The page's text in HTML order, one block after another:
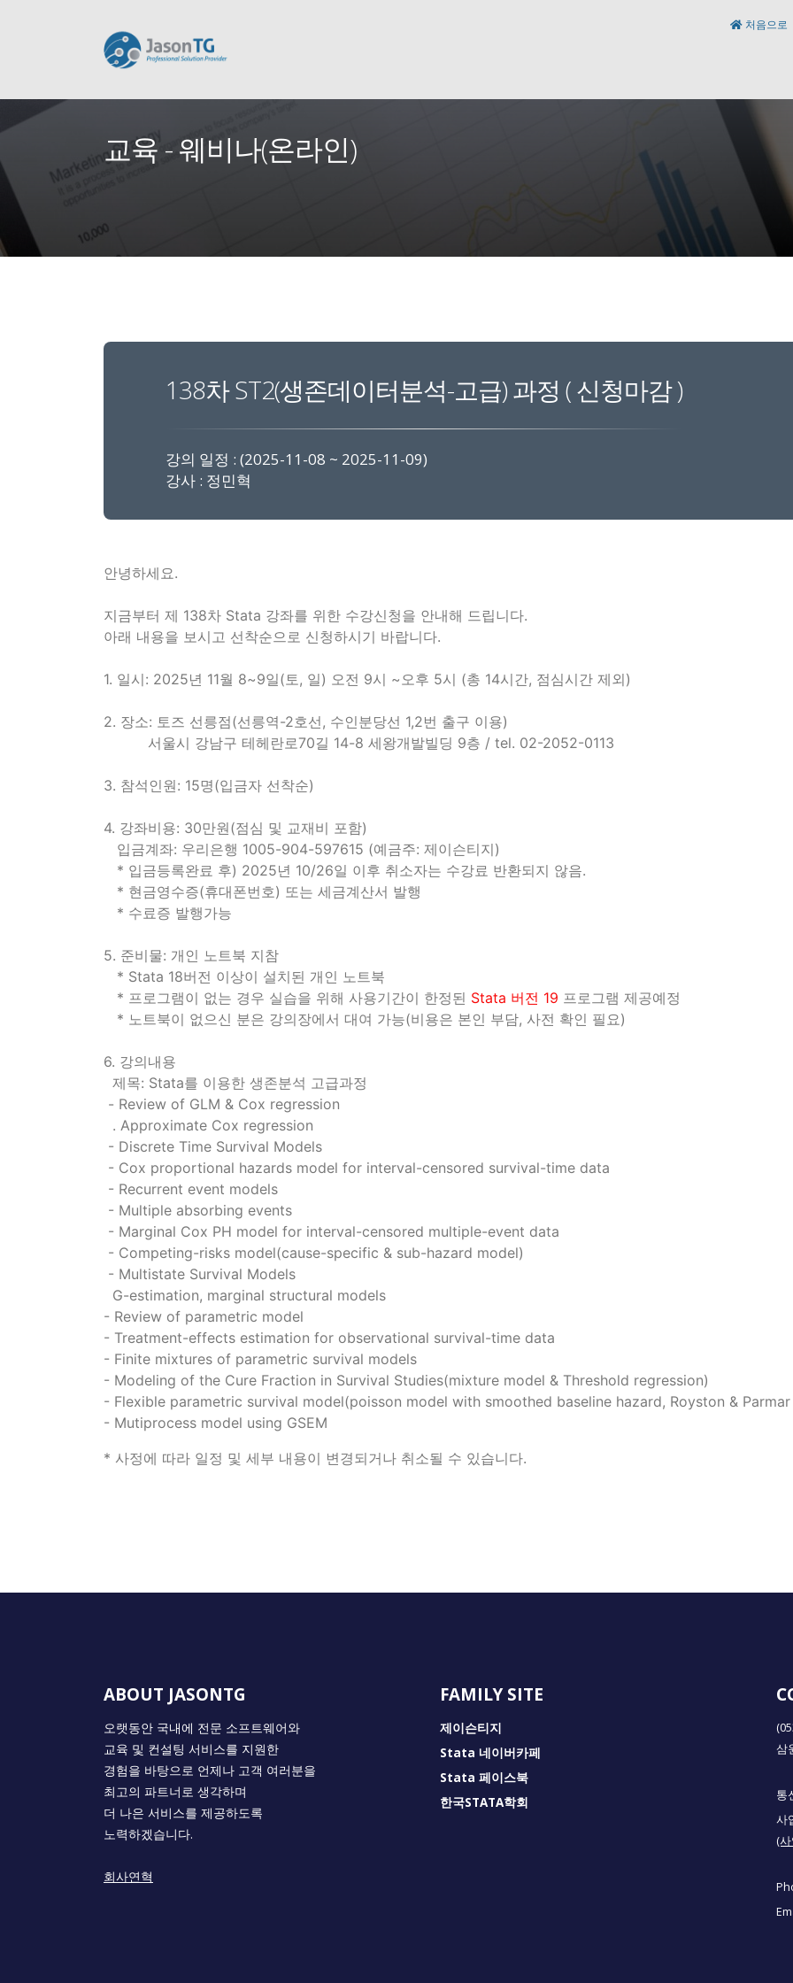
처음으로
교육 - 웨비나(온라인)
138차 ST2(생존데이터분석-고급) 과정 ( 신청마감 )
강의 일정 : (2025-11-08 ~ 2025-11-09)
강사 : 정민혁
안녕하세요.
지금부터 제 138차 Stata 강좌를 위한 수강신청을 안내해 드립니다.
아래 내용을 보시고 선착순으로 신청하시기 바랍니다.
1. 일시: 2025년 11월 8~9일(토, 일) 오전 9시 ~오후 5시 (총 14시간, 점심시간 제외)
2. 장소: 토즈 선릉점(선릉역-2호선, 수인분당선 1,2번 출구 이용)
서울시 강남구 테헤란로70길 14-8 세왕개발빌딩 9층 / tel. 02-2052-0113
3. 참석인원: 15명(입금자 선착순)
4. 강좌비용: 30만원(점심 및 교재비 포함)
입금계좌: 우리은행 1005-904-597615 (예금주: 제이슨티지)
* 입금등록완료 후) 2025년 10/26일 이후 취소자는 수강료 반환되지 않음.
* 현금영수증(휴대폰번호) 또는 세금계산서 발행
* 수료증 발행가능
5. 준비물: 개인 노트북 지참
* Stata 18버전 이상이 설치된 개인 노트북
* 프로그램이 없는 경우 실습을 위해 사용기간이 한정된 Stata 버전 19 프로그램 제공예정
* 노트북이 없으신 분은 강의장에서 대여 가능(비용은 본인 부담, 사전 확인 필요)
6. 강의내용
제목: Stata를 이용한 생존분석 고급과정
- Review of GLM & Cox regression
. Approximate Cox regression
- Discrete Time Survival Models
- Cox proportional hazards model for interval-censored survival-time data
- Recurrent event models
- Multiple absorbing events
- Marginal Cox PH model for interval-censored multiple-event data
- Competing-risks model(cause-specific & sub-hazard model)
- Multistate Survival Models
G-estimation, marginal structural models
- Review of parametric model
- Treatment-effects estimation for observational survival-time data
- Finite mixtures of parametric survival models
- Modeling of the Cure Fraction in Survival Studies(mixture model & Threshold regression)
- Flexible parametric survival model(poisson model with smoothed baseline hazard, Royston &
- Mutiprocess model using GSEM
* 사정에 따라 일정 및 세부 내용이 변경되거나 취소될 수 있습니다.
ABOUT JASONTG
오랫동안 국내에 전문 소프트웨어와
교육 및 컨설팅 서비스를 지원한
경험을 바탕으로 언제나 고객 여러분을
최고의 파트너로 생각하며
더 나은 서비스를 제공하도록
노력하겠습니다.
회사연혁
FAMILY SITE
제이슨티지
Stata 네이버카페
Stata 페이스북
한국STATA학회
삼
통
사
(